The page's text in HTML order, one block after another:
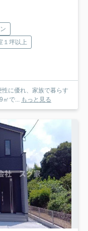
１坪以上
に優れ、家族で暮らす
㎡で... もっと見る